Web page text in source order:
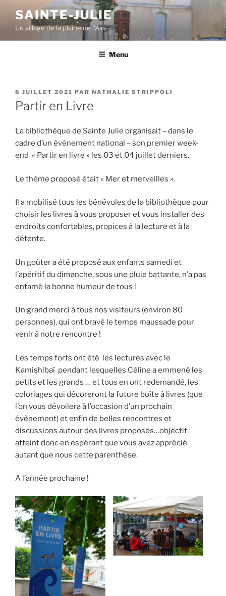
contenu
principal
SAINTE-JULIE
Un village de la plaine de l'Ain
Menu
PUBLIÉ
LE
8 JUILLET 2021 PAR NATHALIE STRIPPOLI
Partir en Livre
La bibliothèque de Sainte Julie organisait – dans le
cadre d’un évènement national – son premier week-
end « Partir en livre » les 03 et 04 juillet derniers.
Le thème proposé était « Mer et merveilles ».
Il a mobilisé tous les bénévoles de la bibliothèque pour
choisir les livres à vous proposer et vous installer des
endroits confortables, propices à la lecture et à la
détente.
Un goûter a été proposé aux enfants samedi et
l’apéritif du dimanche, sous une pluie battante, n’a pas
entamé la bonne humeur de tous !
Un grand merci à tous nos visiteurs (environ 80
personnes), qui ont bravé le temps maussade pour
venir à notre rencontre !
Les temps forts ont été les lectures avec le
Kamishibaï pendant lesquelles Céline a emmené les
petits et les grands … et tous en ont redemandé, les
coloriages qui décoreront la future boîte à livres (que
l’on vous dévoilera à l’occasion d’un prochain
évènement) et enfin de belles rencontres et
discussions autour des livres proposés…objectif
atteint donc en espérant que vous avez apprécié
autant que nous cette parenthèse.
A l’année prochaine !